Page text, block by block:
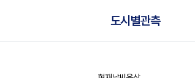
도시별관측